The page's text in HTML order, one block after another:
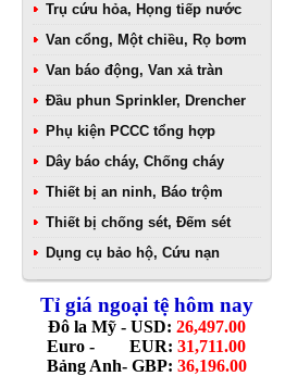
Trụ cứu hỏa, Họng tiếp nước
Van cổng, Một chiều, Rọ bơm
Van báo động, Van xả tràn
Đầu phun Sprinkler, Drencher
Phụ kiện PCCC tổng hợp
Dây báo cháy, Chống cháy
Thiết bị an ninh, Báo trộm
Thiết bị chống sét, Đếm sét
Dụng cụ bảo hộ, Cứu nạn
Tỉ giá ngoại tệ hôm nay
Đô la Mỹ - USD: 26,497.00
Euro - EUR: 31,711.00
Bảng Anh- GBP: 36,196.00